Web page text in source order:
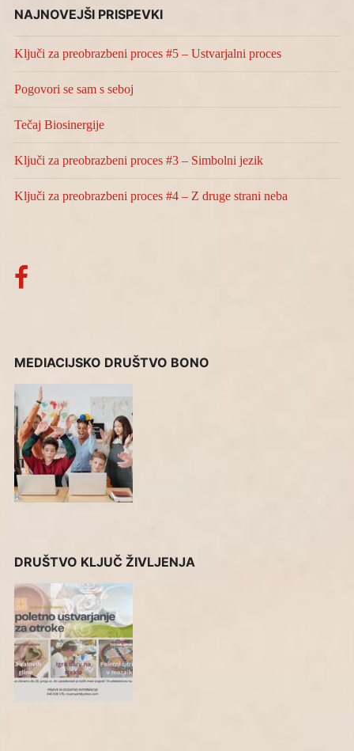
NAJNOVEJŠI PRISPEVKI
Ključi za preobrazbeni proces #5 – Ustvarjalni proces
Pogovori se sam s seboj
Tečaj Biosinergije
Ključi za preobrazbeni proces #3 – Simbolni jezik
Ključi za preobrazbeni proces #4 – Z druge strani neba
MEDIACIJSKO DRUŠTVO BONO
DRUŠTVO KLJUČ ŽIVLJENJA